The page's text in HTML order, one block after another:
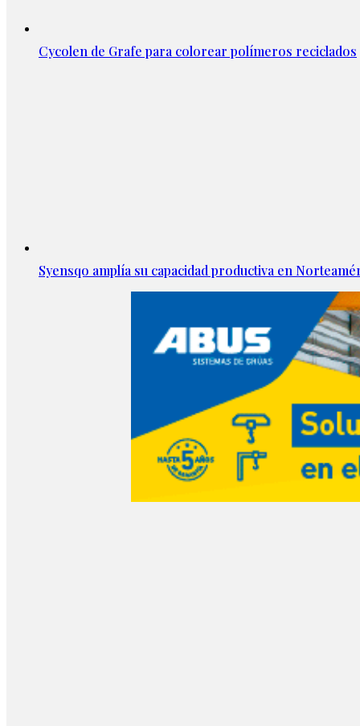
Cycolen de Grafe para colorear polímeros reciclados
Syensqo amplía su capacidad productiva en